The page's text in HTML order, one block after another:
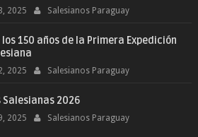
2025 Salesianos Paraguay
150 años de la Primera Expedición
2025 Salesianos Paraguay
Salesianas 2026
2025 Salesianos Paraguay